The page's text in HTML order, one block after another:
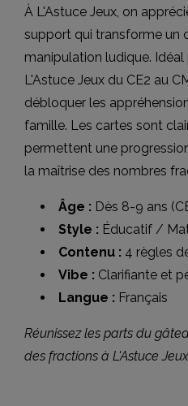
À L'Astuce Jeux, on
support qui transforme un
manipulation ludique.
L'Astuce Jeux du CE2 au
débloquer les
famille. Les cartes sont
permettent une
la maîtrise des nombres
Âge : Dès 8-9 ans
Style : Éducatif /
Contenu : 4 règles
Vibe : Clarifiante et
Langue : Français
Réunissez les parts du
des fractions à L'Astuce